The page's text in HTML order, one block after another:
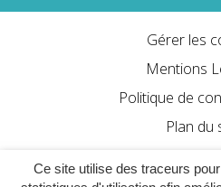
Ce site utilise des traceurs
Gérer les
Mentions
Politique de
Plan du